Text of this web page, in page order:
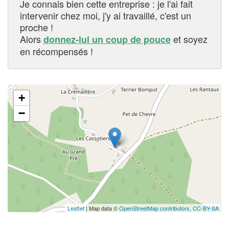
Je connais bien cette entreprise : je l'ai fait
intervenir chez moi, j'y ai travaillé, c'est un
proche !
Alorsdonnez-lui un coup de pouceet soyez
en récompensés !
+
−
Leaflet| Map data ©OpenStreetMap contributors, CC-BY-SA